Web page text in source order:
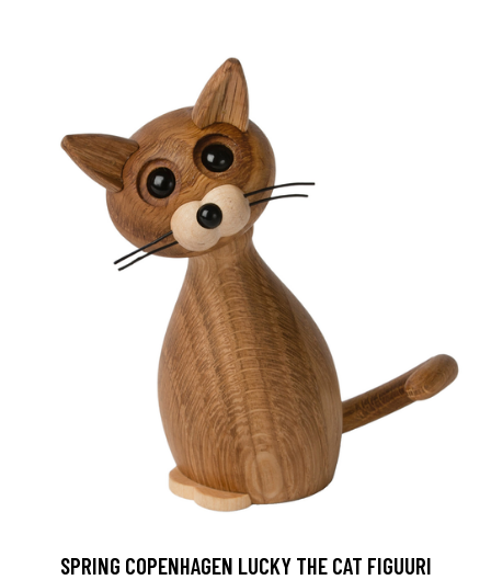
SPRING COPENHAGEN LUCKY THE CAT FIGUURI